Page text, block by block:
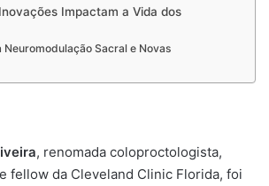
Impactam a Vida dos
Neuromodulação Sacral e Novas
, renomada coloproctologista,
fellow da Cleveland Clinic Florida, foi